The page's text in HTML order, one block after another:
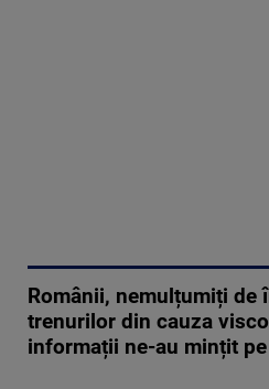
Românii, nemulțumiți de
trenurilor din cauza
informații ne-au mințit pe